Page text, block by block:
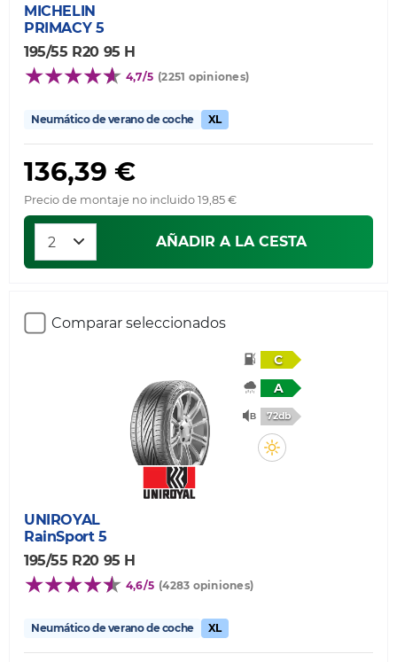
MICHELIN
PRIMACY 5
195/55 R20 95 H
4,7/5 (2251 opiniones)
Neumático de verano de coche XL
136,39 €
Precio de montaje no incluido 19,85 €
AÑADIR A LA CESTA
Comparar seleccionados
C
A
72db
UNIROYAL
RainSport 5
195/55 R20 95 H
4,6/5 (4283 opiniones)
Neumático de verano de coche XL